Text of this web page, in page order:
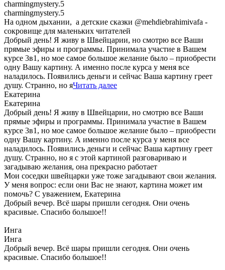
charmingmystery.5
charmingmystery.5
На одном дыхании, а детские сказки @mehdiebrahimivafa -
сокровище для маленьких читателей
Добрый день! Я живу в Швейцарии, но смотрю все Ваши
прямые эфиры и программы. Принимала участие в Вашем
курсе 3в1, но мое самое большое желание было – приобрести
одну Вашу картину. А именно после курса у меня все
наладилось. Появились деньги и сейчас Ваша картину греет
душу. Странно, но яЧитать далее
Екатерина
Екатерина
Добрый день! Я живу в Швейцарии, но смотрю все Ваши
прямые эфиры и программы. Принимала участие в Вашем
курсе 3в1, но мое самое большое желание было – приобрести
одну Вашу картину. А именно после курса у меня все
наладилось. Появились деньги и сейчас Ваша картину греет
душу. Странно, но я с этой картиной разговариваю и
загадываю желания, она прекрасно работает
Мои соседки швейцарки уже тоже загадывают свои желания.
У меня вопрос: если они Вас не знают, картина может им
помочь? С уважением, Екатерина
Добрый вечер. Всё шары пришли сегодня. Они очень
красивые. Спасибо большое!!
Инга
Инга
Добрый вечер. Всё шары пришли сегодня. Они очень
красивые. Спасибо большое!!